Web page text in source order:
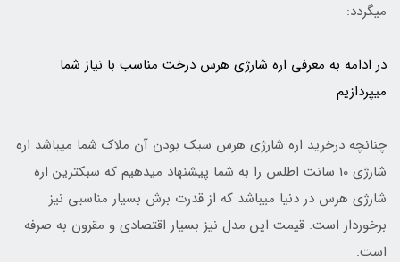
میگردد:
در ادامه به معرفی اره شارژی هرس درخت مناسب با نیاز شما
میپردازیم
چنانچه درخرید اره شارژی هرس سبک بودن آن ملاک شما میباشد اره
شارژی 10 سانت اطلس را به شما پیشنهاد میدهیم که سبکترین اره
شارژی هرس در دنیا میباشد که از قدرت برش بسیار مناسبی نیز
برخوردار است. قیمت این مدل نیز بسیار اقتصادی و مقرون به صرفه
است.